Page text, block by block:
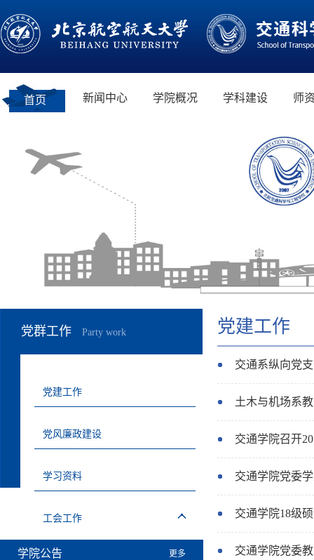
首页 新闻中心 学院概况 学科建设 师
党群工作 Party work
党建工作
党风廉政建设
学习资料
工会工作
学院公告 更多
党建工作
交通系纵向党
土木与机场系
交通学院召开
交通学院党委
交通学院18级
交通学院党委